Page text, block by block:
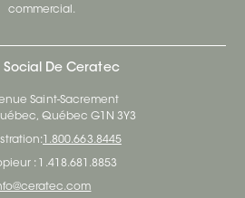
commercial.
Social De Ceratec
Saint-Sacrement
Québec G1N 3Y3
1.800.663.8445
: 1.418.681.8853